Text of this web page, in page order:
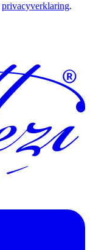
privacyverklaring.